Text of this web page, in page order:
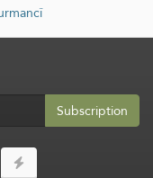
Subscription